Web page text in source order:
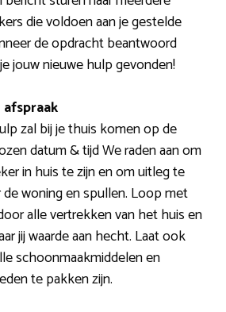
die voldoen aan je gestelde
de opdracht beantwoord
jouw nieuwe hulp gevonden!
zal bij je thuis komen op de
datum & tijd We raden aan om
in huis te zijn en om uitleg te
woning en spullen. Loop met
alle vertrekken van het huis en
jij waarde aan hecht. Laat ook
schoonmaakmiddelen en
te pakken zijn.